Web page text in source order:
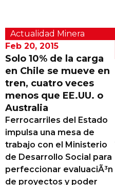
Minería Superficie
Minerí­a Subterránea
Proveedores
Canal Digital
Columnas de Opinión
Designaciones
Actualidad Minera
Feb 20, 2015
Solo 10% de la carga
en Chile se mueve en
tren, cuatro veces
menos que EE.UU. o
Australia
Ferrocarriles del Estado
impulsa una mesa de
trabajo con el Ministerio
de Desarrollo Social para
perfeccionar evaluaciÃ³n
de proyectos y poder